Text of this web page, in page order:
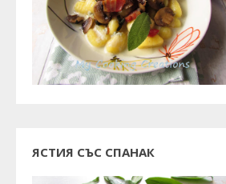
ЯСТИЯ СЪС СПАНАК